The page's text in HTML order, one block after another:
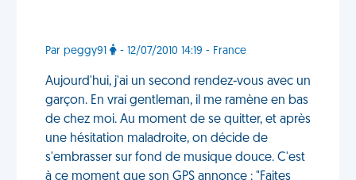
Par peggy91 - 12/07/2010 14:19 - France
Aujourd'hui, j'ai un second rendez-vous avec un
garçon. En vrai gentleman, il me ramène en bas
de chez moi. Au moment de se quitter, et après
une hésitation maladroite, on décide de
s'embrasser sur fond de musique douce. C'est
à ce moment que son GPS annonce : "Faites